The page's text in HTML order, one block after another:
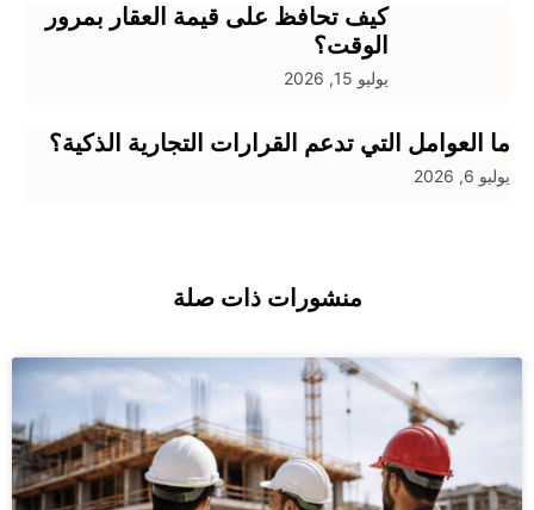
كيف تحافظ على قيمة العقار بمرور
الوقت؟
يوليو 15, 2026
ما العوامل التي تدعم القرارات التجارية الذكية؟
يوليو 6, 2026
منشورات ذات صلة